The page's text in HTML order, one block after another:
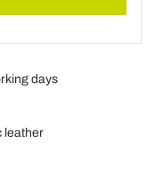
days
leather